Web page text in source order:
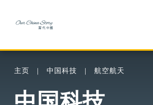
主页 中国科技 航空航天